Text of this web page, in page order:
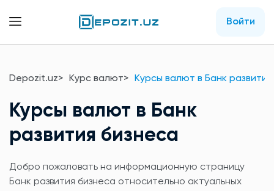
Войти
Depozit.uz Курс валют Курсы валют в Банк
Курсы валют в Банк
развития бизнеса
Добро пожаловать на информационную страницу
Банк развития бизнеса относительно актуальных